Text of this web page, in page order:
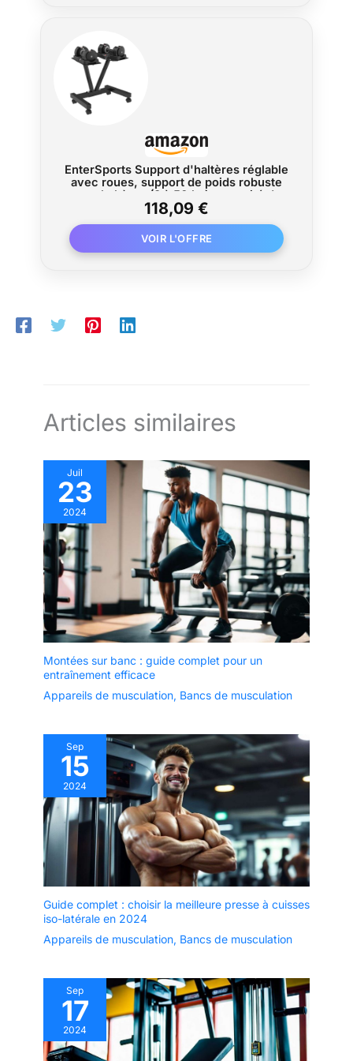
EnterSports Support d'haltères réglable
avec roues, support de poids robuste
pour haltères (3 à 50 kg), capacité de
charge de 100 kg, support de
rangement peu encombrant pour salle
de sport à domicile
118,09 €
Articles similaires
Juil
23
2024
Montées sur banc : guide complet pour un
entraînement efficace
Appareils de musculation, Bancs de musculation
Sep
15
2024
Guide complet : choisir la meilleure presse à cuisses
iso-latérale en 2024
Appareils de musculation, Bancs de musculation
Sep
17
2024